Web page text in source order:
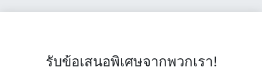
รับข้อเสนอพิเศษจากพวกเรา!